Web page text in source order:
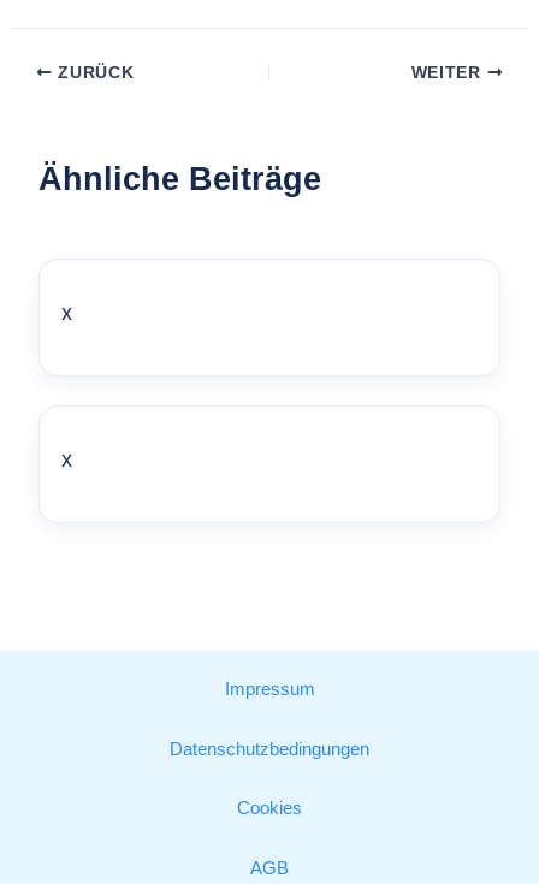
ZURÜCK WEITER
Ähnliche Beiträge
x
x
Impressum
Datenschutzbedingungen
Cookies
AGB